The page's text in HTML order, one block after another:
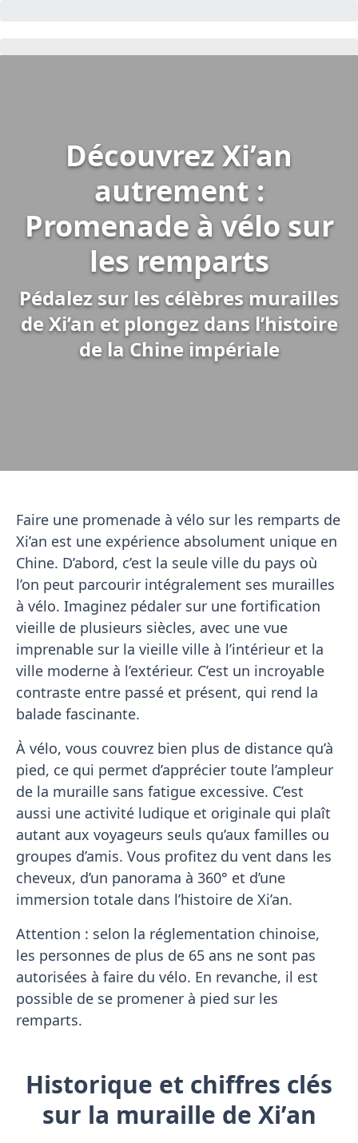
Découvrez Xi’an
autrement :
Promenade à vélo sur
les remparts
Pédalez sur les célèbres murailles
de Xi’an et plongez dans l’histoire
de la Chine impériale
Faire une promenade à vélo sur les remparts de
Xi’an est une expérience absolument unique en
Chine. D’abord, c’est la seule ville du pays où
l’on peut parcourir intégralement ses murailles
à vélo. Imaginez pédaler sur une fortification
vieille de plusieurs siècles, avec une vue
imprenable sur la vieille ville à l’intérieur et la
ville moderne à l’extérieur. C’est un incroyable
contraste entre passé et présent, qui rend la
balade fascinante.
À vélo, vous couvrez bien plus de distance qu’à
pied, ce qui permet d’apprécier toute l’ampleur
de la muraille sans fatigue excessive. C’est
aussi une activité ludique et originale qui plaît
autant aux voyageurs seuls qu’aux familles ou
groupes d’amis. Vous profitez du vent dans les
cheveux, d’un panorama à 360° et d’une
immersion totale dans l’histoire de Xi’an.
Attention : selon la réglementation chinoise,
les personnes de plus de 65 ans ne sont pas
autorisées à faire du vélo. En revanche, il est
possible de se promener à pied sur les
remparts.
Historique et chiffres clés
sur la muraille de Xi’an